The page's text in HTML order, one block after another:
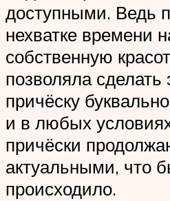
доступными. Ведь
нехватке времени
собственную
позволяла сделать
причёску
и в любых
причёски
актуальными, что
происходило.